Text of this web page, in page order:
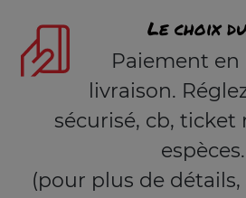
Le choix
Paiement en
livraison.
sécurisé, cb, ticket
espèces.
(pour plus de